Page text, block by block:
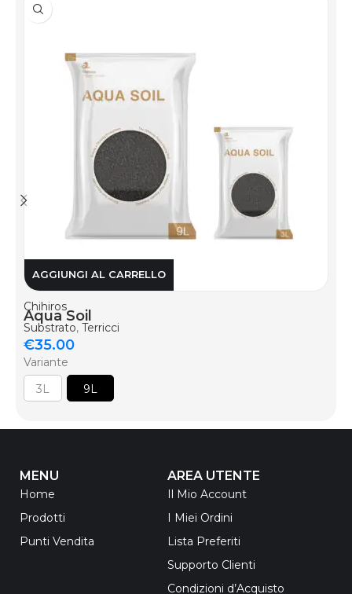
AGGIUNGI AL CARRELLO
Chihiros
Aqua Soil
Substrato, Terricci
€35.00
Variante
3L
9L
MENU
Home
Prodotti
Punti Vendita
AREA UTENTE
Il Mio Account
I Miei Ordini
Lista Preferiti
Supporto Clienti
Condizioni d’Acquisto